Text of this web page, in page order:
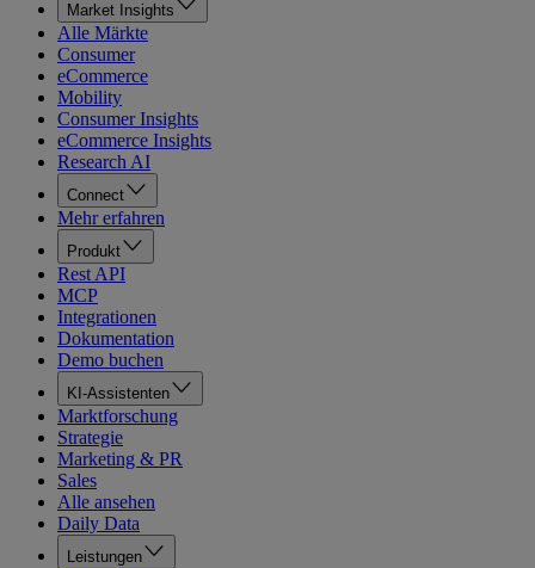
Market Insights
Alle Märkte
Consumer
eCommerce
Mobility
Consumer Insights
eCommerce Insights
Research AI
Connect
Mehr erfahren
Produkt
Rest API
MCP
Integrationen
Dokumentation
Demo buchen
KI-Assistenten
Marktforschung
Strategie
Marketing & PR
Sales
Alle ansehen
Daily Data
Leistungen